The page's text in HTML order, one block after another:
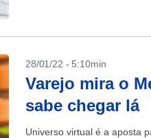
28/01/22 - 5:10min
Varejo mira o
sabe chegar lá
Universo virtual é a aposta